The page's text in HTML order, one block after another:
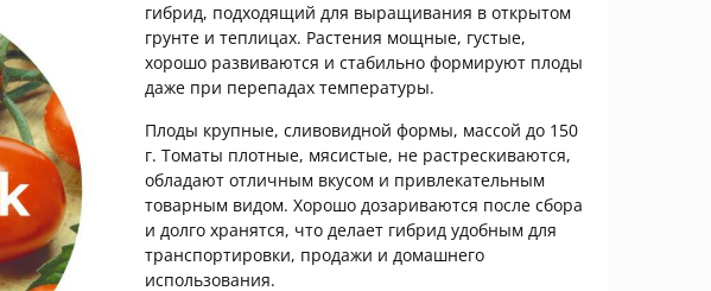
гибрид, подходящий для выращивания в открытом
грунте и теплицах. Растения мощные, густые,
хорошо развиваются и стабильно формируют плоды
даже при перепадах температуры.
Плоды крупные, сливовидной формы, массой до 150
г. Томаты плотные, мясистые, не растрескиваются,
обладают отличным вкусом и привлекательным
товарным видом. Хорошо дозариваются после сбора
и долго хранятся, что делает гибрид удобным для
транспортировки, продажи и домашнего
использования.